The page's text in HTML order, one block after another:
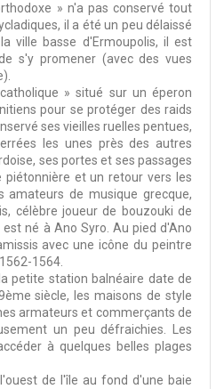
» n'a pas conservé tout
il a été un peu délaissé
ville basse d'Ermoupolis, il est
s'y promener (avec des vues
» situé sur un éperon
pour se protéger des raids
ses vieilles ruelles pentues,
les unes près des autres
ses portes et ses passages
piétonnière et un retour vers les
amateurs de musique grecque,
célèbre joueur de bouzouki de
né à Ano Syro. Au pied d'Ano
avec une icône du peintre
1564.
petite station balnéaire date de
siècle, les maisons de style
armateurs et commerçants de
un peu défraichies. Les
à quelques belles plages
de l'île au fond d'une baie